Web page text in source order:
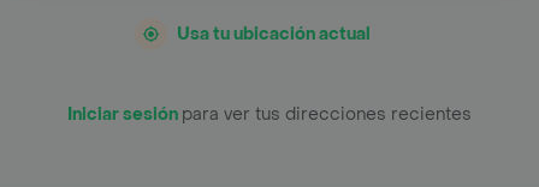
Usa tu ubicación actual
Iniciar sesión para ver tus direcciones recientes